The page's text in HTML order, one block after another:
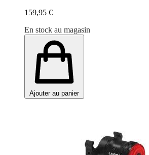
159,95 €
En stock au magasin
Ajouter au panier